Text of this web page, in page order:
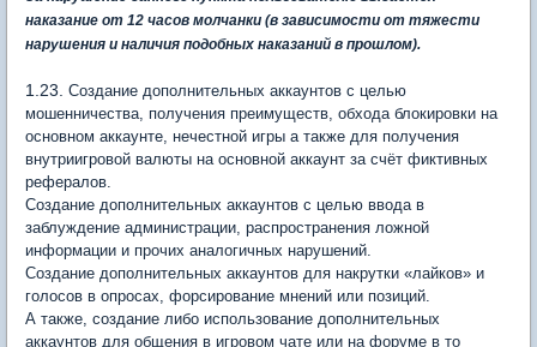
наказание от 12 часов молчанки (в зависимости от тяжести
нарушения и наличия подобных наказаний в прошлом).
1.23. Создание дополнительных аккаунтов с целью
мошенничества, получения преимуществ, обхода блокировки на
основном аккаунте, нечестной игры а также для получения
внутриигровой валюты на основной аккаунт за счёт фиктивных
рефералов.
Создание дополнительных аккаунтов с целью ввода в
заблуждение администрации, распространения ложной
информации и прочих аналогичных нарушений.
Создание дополнительных аккаунтов для накрутки «лайков» и
голосов в опросах, форсирование мнений или позиций.
А также, создание либо использование дополнительных
аккаунтов для общения в игровом чате или на форуме в то